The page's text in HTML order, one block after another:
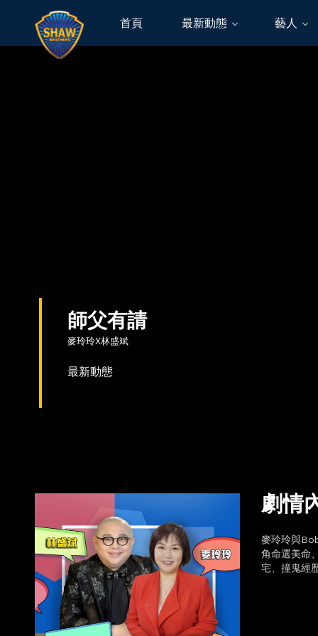
首頁 最新動態 藝人
師父有請
麥玲玲X林盛斌
最新動態
劇情
麥玲玲與
角命選美命
宅、撞鬼經